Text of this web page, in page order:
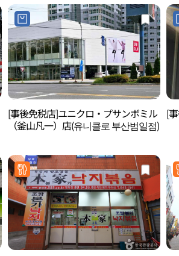
[事後免税店]ユニクロ・プサンボミル
（釜山凡一）店(유니클로 부산범일점)
[